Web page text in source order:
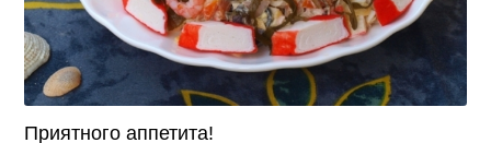
Приятного аппетита!